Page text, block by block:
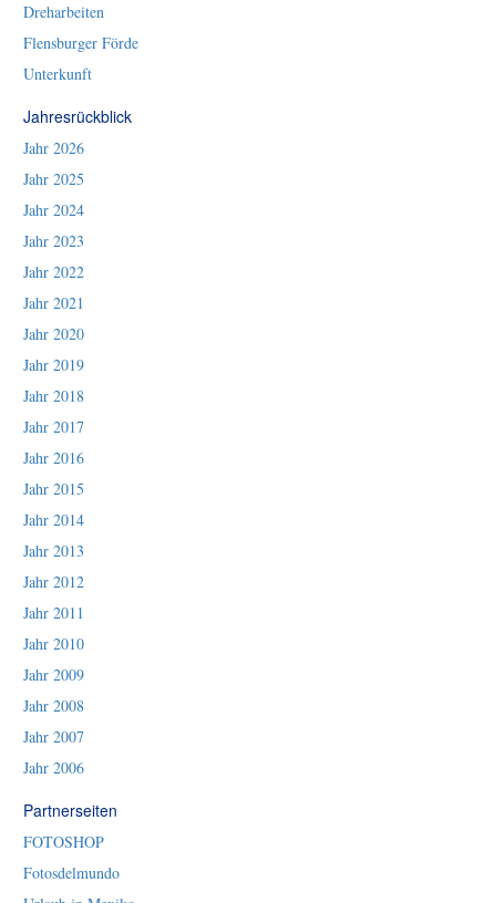
Dreharbeiten
Flensburger Förde
Unterkunft
Jahresrückblick
Jahr 2026
Jahr 2025
Jahr 2024
Jahr 2023
Jahr 2022
Jahr 2021
Jahr 2020
Jahr 2019
Jahr 2018
Jahr 2017
Jahr 2016
Jahr 2015
Jahr 2014
Jahr 2013
Jahr 2012
Jahr 2011
Jahr 2010
Jahr 2009
Jahr 2008
Jahr 2007
Jahr 2006
Partnerseiten
FOTOSHOP
Fotosdelmundo